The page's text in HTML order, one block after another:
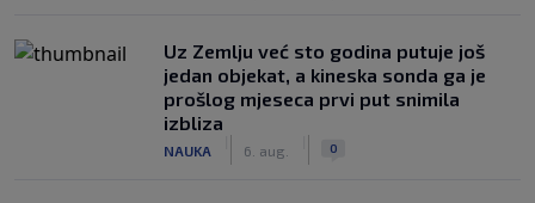
Uz Zemlju već sto godina putuje još
jedan objekat, a kineska sonda ga je
prošlog mjeseca prvi put snimila
izbliza
NAUKA 6. aug. 0